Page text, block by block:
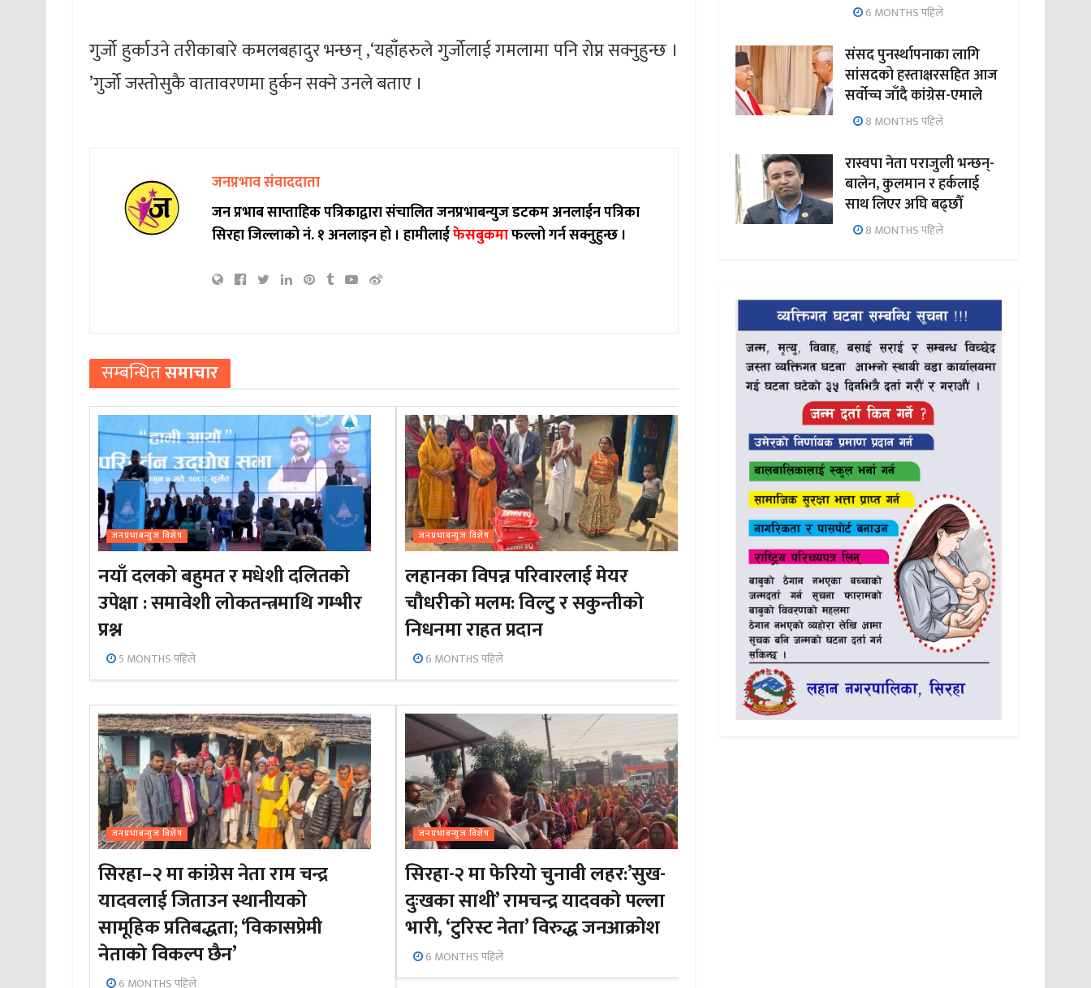
गुर्जो हुर्काउने तरीकाबारे कमलबहादुर भन्छन् ,‘यहाँहरुले गुर्जोलाई गमलामा पनि रोप्न सक्नुहुन्छ ।
’गुर्जो जस्तोसुकै वातावरणमा हुर्कन सक्ने उनले बताए ।
जनप्रभाव संवाददाता
जन प्रभाब साप्ताहिक पत्रिकाद्वारा संचालित जनप्रभाबन्युज डटकम अनलाईन पत्रिका
सिरहा जिल्लाको नं. १ अनलाइन हो ।हामीलाईफेसबुकमाफल्लो गर्न सक्नुहुन्छ ।
सम्बन्धितसमाचार
जनप्रभाबन्युज विशेष
नयाँ दलको बहुमत र मधेशी दलितको
उपेक्षा : समावेशी लोकतन्त्रमाथि गम्भीर
प्रश्न
5 MONTHS पहिले
जनप्रभाबन्युज विशेष
लहानका विपन्न परिवारलाई मेयर
चौधरीको मलम: विल्टु र सकुन्तीको
निधनमा राहत प्रदान
6 MONTHS पहिले
जनप्रभाबन्युज विशेष
सिरहा–२ मा कांग्रेस नेता राम चन्द्र
यादवलाई जिताउन स्थानीयको
सामूहिक प्रतिबद्धता; ‘विकासप्रेमी
नेताको विकल्प छैन’
6 MONTHS पहिले
जनप्रभाबन्युज विशेष
सिरहा-२ मा फेरियो चुनावी लहर:’सुख-
दुःखका साथी’ रामचन्द्र यादवको पल्ला
भारी, ‘टुरिस्ट नेता’ विरुद्ध जनआक्रोश
6 MONTHS पहिले
6 MONTHS पहिले
संसद पुनर्स्थापनाका लागि
सांसदको हस्ताक्षरसहित आज
सर्वोच्च जाँदै कांग्रेस-एमाले
8 MONTHS पहिले
रास्वपा नेता पराजुली भन्छन्-
बालेन, कुलमान र हर्कलाई
साथ लिएर अघि बढ्छौँ
8 MONTHS पहिले